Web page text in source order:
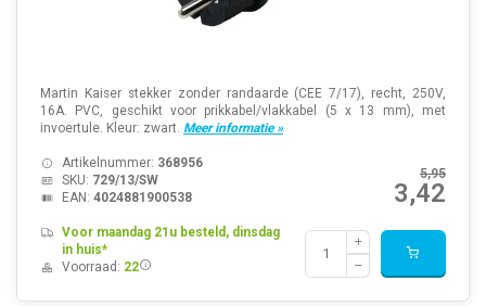
Martin Kaiser stekker zonder randaarde (CEE 7/17), recht, 250V,
16A. PVC, geschikt voor prikkabel/vlakkabel (5 x 13 mm), met
invoertule. Kleur: zwart. Meer informatie »
5,95
3,42
Artikelnummer: 368956
SKU: 729/13/SW
EAN: 4024881900538
Voor maandag 21u besteld, dinsdag
in huis*
Voorraad: 22